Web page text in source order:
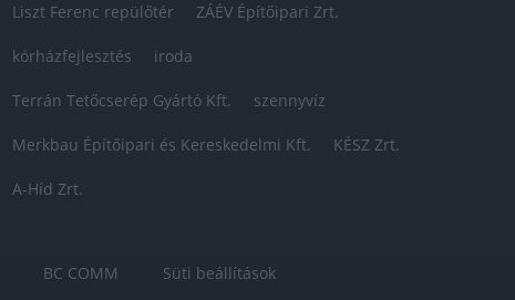
Liszt Ferenc repülőtér ZÁÉV Építőipari Zrt.
kórházfejlesztés iroda
Terrán Tetőcserép Gyártó Kft. szennyvíz
Merkbau Építőipari és Kereskedelmi Kft. KÉSZ Zrt.
A-Híd Zrt.
BC COMM
Süti beállítások